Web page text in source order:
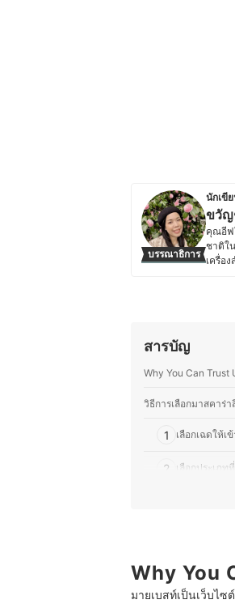
บรรณาธิการ
นักเขี
ขวัญ
คุณอีฟ
ชาติใ
เครื่อ
ปร
สารบัญ
Why You Can Trust
วิธีการเลือกมาสคาร่
1 เลือกเฉดให้
2 เลือกประเภ
7 อันดับ มาสคาร่าสีน้
บทความมาสคาร่าที่เ
Why You
มายเบสท์เป็นเว็บไ